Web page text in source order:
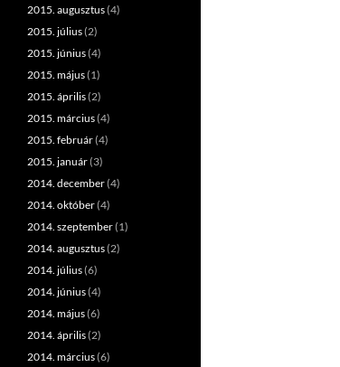
2015. augusztus(4)
2015. július(2)
2015. június(4)
2015. május(1)
2015. április(2)
2015. március(4)
2015. február(4)
2015. január(3)
2014. december(4)
2014. október(4)
2014. szeptember(1)
2014. augusztus(2)
2014. július(6)
2014. június(4)
2014. május(6)
2014. április(2)
2014. március(6)